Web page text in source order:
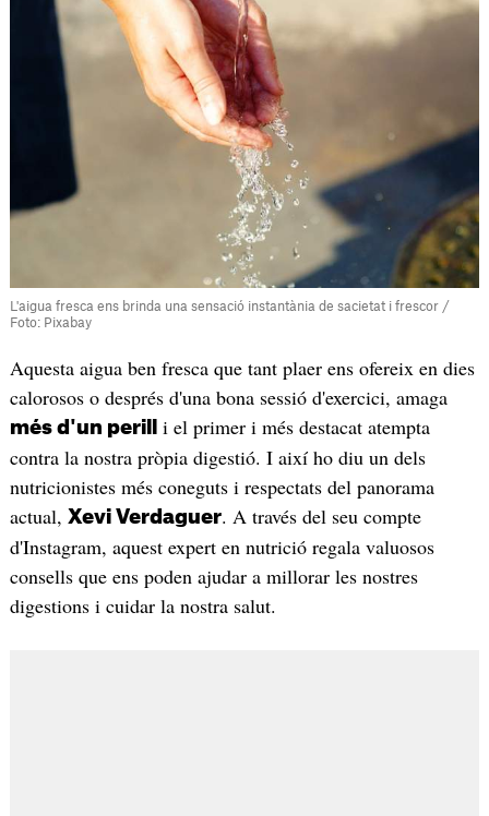
L'aigua fresca ens brinda una sensació instantània de sacietat i frescor /
Foto: Pixabay
Aquesta aigua ben fresca que tant plaer ens ofereix en dies
calorosos o després d'una bona sessió d'exercici, amaga
més d'un perill i el primer i més destacat atempta
contra la nostra pròpia digestió. I així ho diu un dels
nutricionistes més coneguts i respectats del panorama
actual, Xevi Verdaguer. A través del seu compte
d'Instagram, aquest expert en nutrició regala valuosos
consells que ens poden ajudar a millorar les nostres
digestions i cuidar la nostra salut.